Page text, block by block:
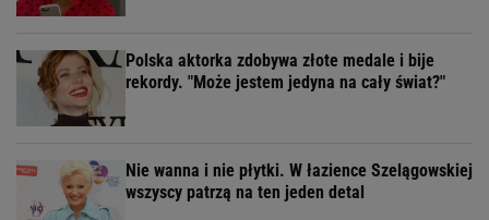
Polska aktorka zdobywa złote medale i bije
rekordy. "Może jestem jedyna na cały świat?"
Nie wanna i nie płytki. W łazience Szelągowskiej
wszyscy patrzą na ten jeden detal